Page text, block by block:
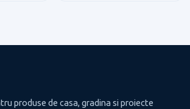
produse de casa, gradina si proiecte